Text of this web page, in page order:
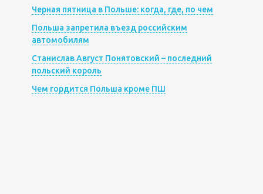
Черная пятница в Польше: когда, где, по чем
Польша запретила въезд российским
автомобилям
Станислав Август Понятовский – последний
польский король
Чем гордится Польша кроме ПШ